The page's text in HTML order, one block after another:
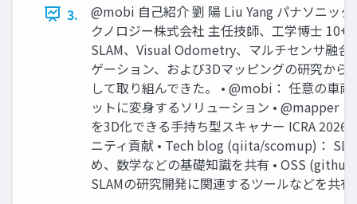
3.
@mobi 自己紹介 劉 陽 Liu Yang パナソニッ
クノロジー株式会社 主任技師、工学博士
SLAM、Visual Odometry、マルチセンサ融合
ゲーション、および3Dマッピングの研究から
して取り組んできた。 • @mobi： 任意の車
ットに変身するソリューション • @mapper
を3D化できる手持ち型スキャナー ICRA 2026
ニティ貢献 • Tech blog (qiita/scomup)：
め、数学などの基礎知識を共有 • OSS
SLAMの研究開発に関連するツールなどを共有